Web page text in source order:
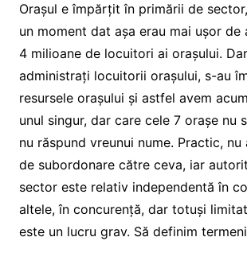
Orașul e împărțit în primării de
un moment dat așa erau mai ușor de
4 milioane de locuitori ai orașului.
administrați locuitorii orașului, s-au
resursele orașului și astfel avem
unul singur, dar care cele 7 orașe nu
nu răspund vreunui nume. Practic, nu
de subordonare către ceva, iar
sector este relativ independentă în
altele, în concurență, dar totuși
este un lucru grav. Să definim